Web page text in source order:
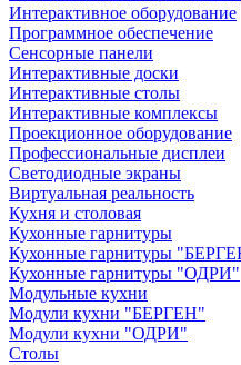
Интерактивное оборудование
Программное обеспечение
Сенсорные панели
Интерактивные доски
Интерактивные столы
Интерактивные комплексы
Проекционное оборудование
Профессиональные дисплеи
Светодиодные экраны
Виртуальная реальность
Кухня и столовая
Кухонные гарнитуры
Кухонные гарнитуры
Кухонные гарнитуры "ОДРИ"
Модульные кухни
Модули кухни "БЕРГЕН"
Модули кухни "ОДРИ"
Столы